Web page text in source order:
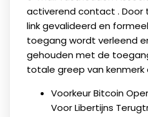
activerend contact . Door
link gevalideerd en
toegang wordt verleend
gehouden met de
totale greep van kenmerk
Voorkeur Bitcoin
Voor Libertijns